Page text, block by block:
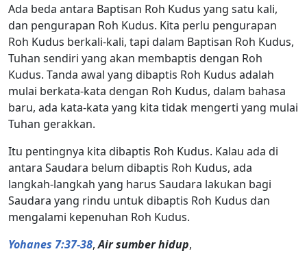
Ada beda antara Baptisan Roh Kudus yang satu kali,
dan pengurapan Roh Kudus. Kita perlu pengurapan
Roh Kudus berkali-kali, tapi dalam Baptisan Roh Kudus,
Tuhan sendiri yang akan membaptis dengan Roh
Kudus. Tanda awal yang dibaptis Roh Kudus adalah
mulai berkata-kata dengan Roh Kudus, dalam bahasa
baru, ada kata-kata yang kita tidak mengerti yang mulai
Tuhan gerakkan.
Itu pentingnya kita dibaptis Roh Kudus. Kalau ada di
antara Saudara belum dibaptis Roh Kudus, ada
langkah-langkah yang harus Saudara lakukan bagi
Saudara yang rindu untuk dibaptis Roh Kudus dan
mengalami kepenuhan Roh Kudus.
Yohanes 7:37-38,Air sumber hidup,